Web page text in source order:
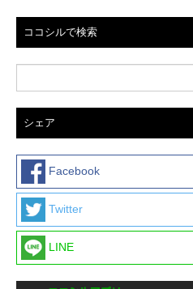
ココシルで検索
シェア
Facebook
Twitter
LINE